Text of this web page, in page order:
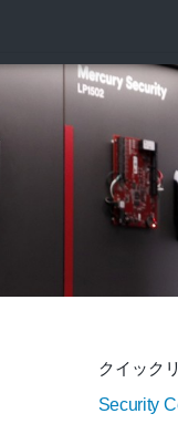
クイック
Security